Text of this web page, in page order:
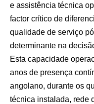
e assistência técnica
factor crítico de
qualidade de serviço
determinante na
Esta capacidade
anos de presença
angolano, durante os
técnica instalada, rede